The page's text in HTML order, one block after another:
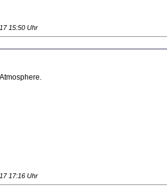
15:50 Uhr
17:16 Uhr